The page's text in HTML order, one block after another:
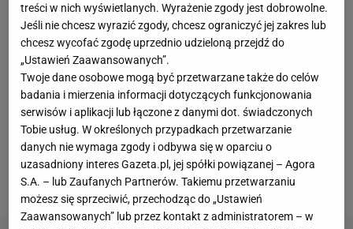
New York Knicks. I tak się złożyło, że oba zespoły
spotkały się wfinaleNBA. 23-letni Polak w
decydujących o tytule spotkaniach grał tak, jak
wcześniej - epizodycznie, najwyżej po kilka minut w
meczu. Tak było choćby w meczu nr 4,
gdy Nowojorczycy wrócili z koszykarskich
zaświatów, odrabiając 29-punktową stratę i
zwyciężając w ostatniej akcji.
treści w nich wyświetlanych. Wyrażenie zgody jest dobrowolne.
Jeśli nie chcesz wyrazić zgody, chcesz ograniczyć jej zakres lub
chcesz wycofać zgodę uprzednio udzieloną przejdź do
„Ustawień Zaawansowanych”.
Twoje dane osobowe mogą być przetwarzane także do celów
badania i mierzenia informacji dotyczących funkcjonowania
serwisów i aplikacji lub łączone z danymi dot. świadczonych
Tobie usług. W określonych przypadkach przetwarzanie
danych nie wymaga zgody i odbywa się w oparciu o
uzasadniony interes Gazeta.pl, jej spółki powiązanej – Agora
S.A. – lub Zaufanych Partnerów. Takiemu przetwarzaniu
możesz się sprzeciwić, przechodząc do „Ustawień
Zaawansowanych” lub przez kontakt z administratorem – w